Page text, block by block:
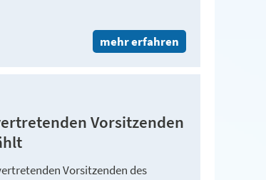
mehr erfahren
Vorsitzenden
Vorsitzenden des